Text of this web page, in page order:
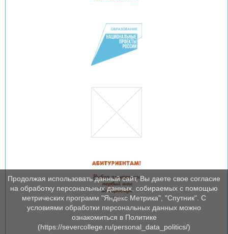
Продолжая использовать данный сайт, Вы даете свое согласие
на обработку персональных данных, собираемых с помощью
метрических программ "Яндекс Метрика", "Спутник". С
условиями обработки персональных данных можно
ознакомиться в Политике
(https://severcollege.ru/personal_data_politics/)